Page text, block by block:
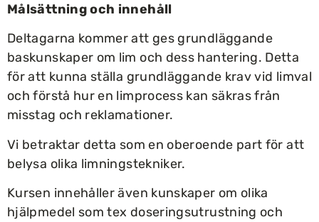
Målsättning och innehåll
Deltagarna kommer att ges grundläggande
baskunskaper om lim och dess hantering. Detta
för att kunna ställa grundläggande krav vid limval
och förstå hur en limprocess kan säkras från
misstag och reklamationer.
Vi betraktar detta som en oberoende part för att
belysa olika limningstekniker.
Kursen innehåller även kunskaper om olika
hjälpmedel som tex doseringsutrustning och